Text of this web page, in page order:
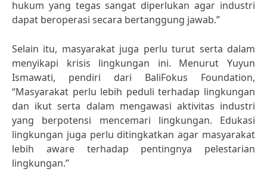
hukum yang tegas sangat diperlukan agar industri
dapat beroperasi secara bertanggung jawab.”
Selain itu, masyarakat juga perlu turut serta dalam
menyikapi krisis lingkungan ini. Menurut Yuyun
Ismawati, pendiri dari BaliFokus Foundation,
“Masyarakat perlu lebih peduli terhadap lingkungan
dan ikut serta dalam mengawasi aktivitas industri
yang berpotensi mencemari lingkungan. Edukasi
lingkungan juga perlu ditingkatkan agar masyarakat
lebih aware terhadap pentingnya pelestarian
lingkungan.”